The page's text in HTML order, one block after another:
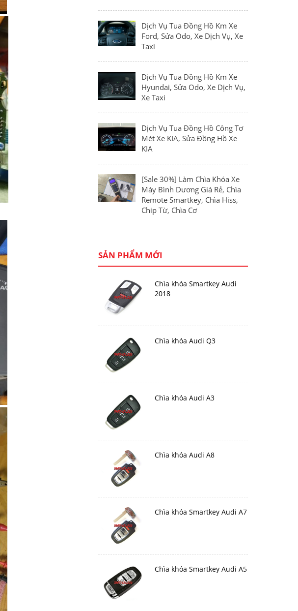
Dịch Vụ Tua Đồng Hồ Km Xe
Ford, Sửa Odo, Xe Dịch Vụ, Xe
Taxi
Dịch Vụ Tua Đồng Hồ Km Xe
Hyundai, Sửa Odo, Xe Dịch Vụ,
Xe Taxi
Dịch Vụ Tua Đồng Hồ Công Tơ
Mét Xe KIA, Sửa Đồng Hồ Xe
KIA
[Sale 30%] Làm Chìa Khóa Xe
Máy Bình Dương Giá Rẻ, Chìa
Remote Smartkey, Chìa Hiss,
Chip Từ, Chìa Cơ
SẢN PHẨM MỚI
Chìa khóa Smartkey Audi
2018
Chìa khóa Audi Q3
Chìa khóa Audi A3
Chìa khóa Audi A8
Chìa khóa Smartkey Audi A7
Chìa khóa Smartkey Audi A5